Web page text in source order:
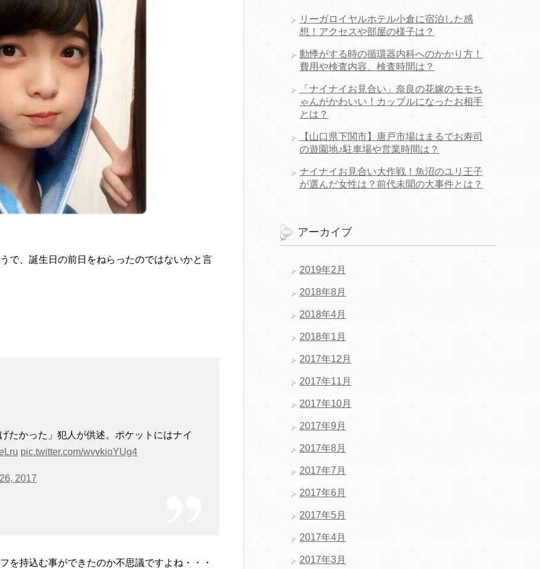
で、誕生日の前日をねらったのではないかと言
たかった」犯人が供述。ポケットにはナイ
pic.twitter.com/wvvkioYUg4
2017
を持込む事ができたのか不思議ですよね・・・
リーガロイヤルホテル小倉に宿泊した感
想！アクセスや部屋の様子は？
動悸がする時の循環器内科へのかかり方！
費用や検査内容、検査時間は？
「ナイナイお見合い」奈良の花嫁のモモち
ゃんがかわいい！カップルになったお相手
とは？
【山口県下関市】唐戸市場はまるでお寿司
の遊園地♪駐車場や営業時間は？
ナイナイお見合い大作戦！魚沼のユリ王子
が選んだ女性は？前代未聞の大事件とは？
アーカイブ
2019年2月
2018年8月
2018年4月
2018年1月
2017年12月
2017年11月
2017年10月
2017年9月
2017年8月
2017年7月
2017年6月
2017年5月
2017年4月
2017年3月